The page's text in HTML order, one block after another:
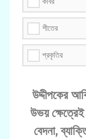
শীতের
প্রকৃতির
উদ্দীপকের
উভয়
বেদনা,